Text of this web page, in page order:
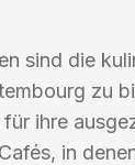
sind die
zu
ihre
in